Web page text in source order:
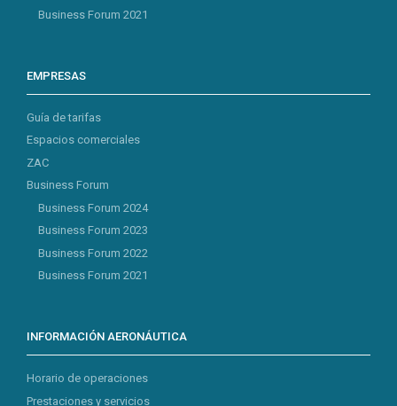
Business Forum 2021
EMPRESAS
Guía de tarifas
Espacios comerciales
ZAC
Business Forum
Business Forum 2024
Business Forum 2023
Business Forum 2022
Business Forum 2021
INFORMACIÓN AERONÁUTICA
Horario de operaciones
Prestaciones y servicios